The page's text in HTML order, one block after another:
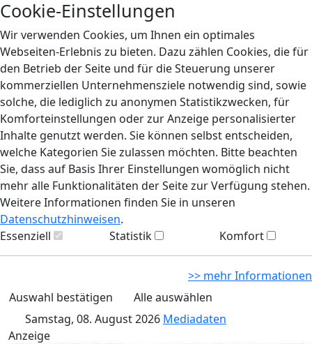
Cookie-Einstellungen
Wir verwenden Cookies, um Ihnen ein optimales
Webseiten-Erlebnis zu bieten. Dazu zählen Cookies, die für
den Betrieb der Seite und für die Steuerung unserer
kommerziellen Unternehmensziele notwendig sind, sowie
solche, die lediglich zu anonymen Statistikzwecken, für
Komforteinstellungen oder zur Anzeige personalisierter
Inhalte genutzt werden. Sie können selbst entscheiden,
welche Kategorien Sie zulassen möchten. Bitte beachten
Sie, dass auf Basis Ihrer Einstellungen womöglich nicht
mehr alle Funktionalitäten der Seite zur Verfügung stehen.
Weitere Informationen finden Sie in unseren
Datenschutzhinweisen.
Essenziell
Statistik Komfort
>> mehr Informationen
Auswahl bestätigen
Alle auswählen
Samstag, 08. August 2026 Mediadaten
Anzeige